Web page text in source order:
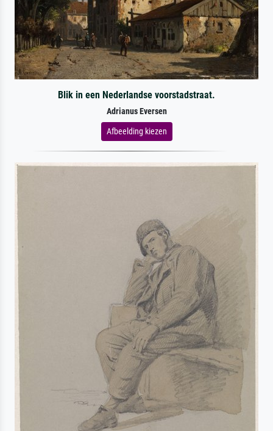
Blik in een Nederlandse voorstadstraat.
Adrianus Eversen
Afbeelding kiezen